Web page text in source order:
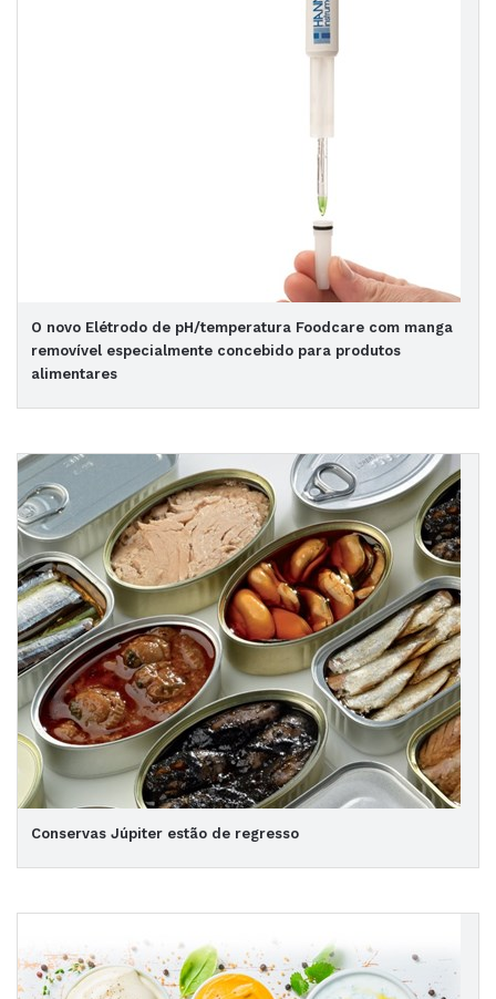
O novo Elétrodo de pH/temperatura Foodcare com manga
removível especialmente concebido para produtos
alimentares
Conservas Júpiter estão de regresso